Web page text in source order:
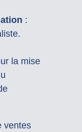
:
la mise
ventes